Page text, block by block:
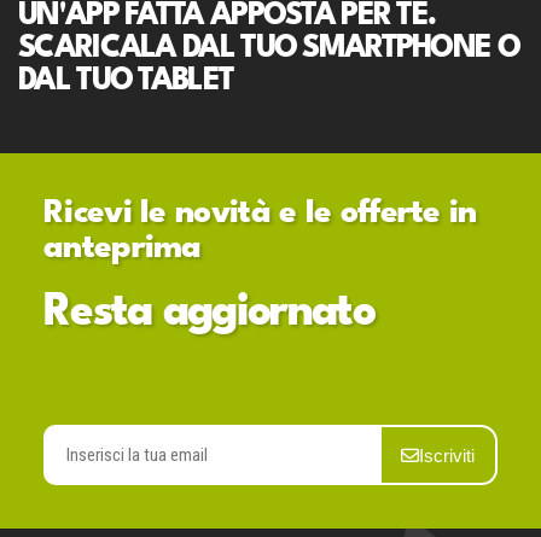
UN'APP FATTA APPOSTA PER TE.
SCARICALA DAL TUO SMARTPHONE O
DAL TUO TABLET
Ricevi le novità e le offerte in
anteprima
Resta aggiornato
Iscriviti